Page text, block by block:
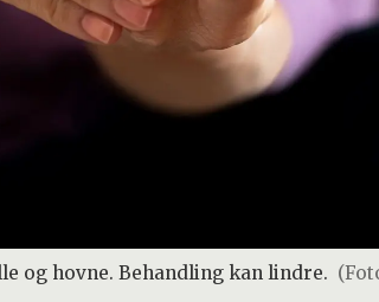
og hovne. Behandling kan lindre.